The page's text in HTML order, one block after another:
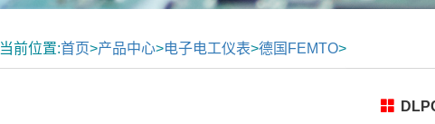
当前位置:首页>产品中心>电子电工仪表>德国FEMTO>